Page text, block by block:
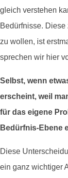
gleich verstehen
Bedürfnisse.
zu wollen, ist
sprechen wir hier
Selbst, wenn
erscheint, weil
für das eigene
Bedürfnis-Ebene
Diese
ein ganz wichtiger